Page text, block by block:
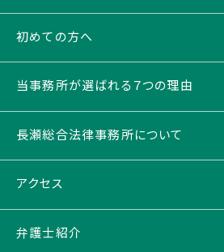
初めての方へ
当事務所が選ばれる７つの理由
長瀬総合法律事務所について
アクセス
弁護士紹介